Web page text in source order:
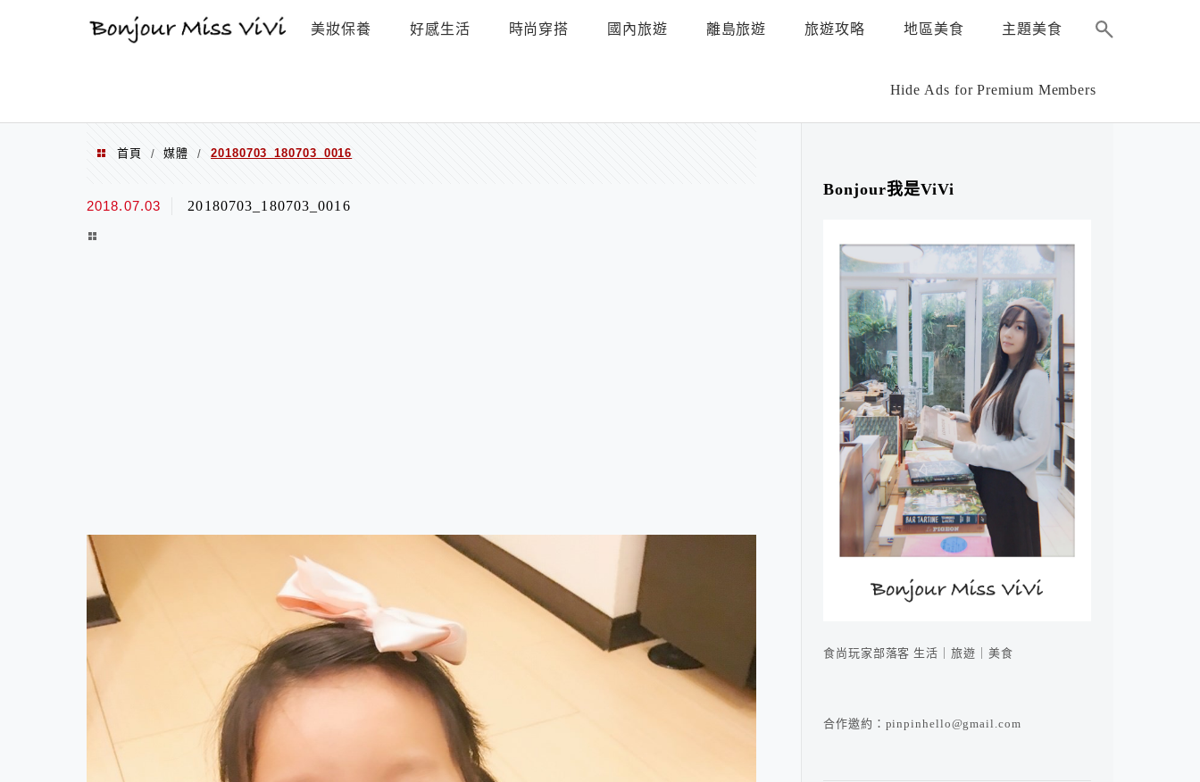
美妝保養 好感生活 時尚穿搭 國內旅遊 離島旅遊 旅遊攻略 地區美食 主題美食
Hide Ads for Premium Members
首頁 / 媒體 / 20180703_180703_0016
2018.07.03 20180703_180703_0016
Bonjour我是ViVi
食尚玩家部落客 生活｜旅遊｜美食
合作邀約：pinpinhello@gmail.com